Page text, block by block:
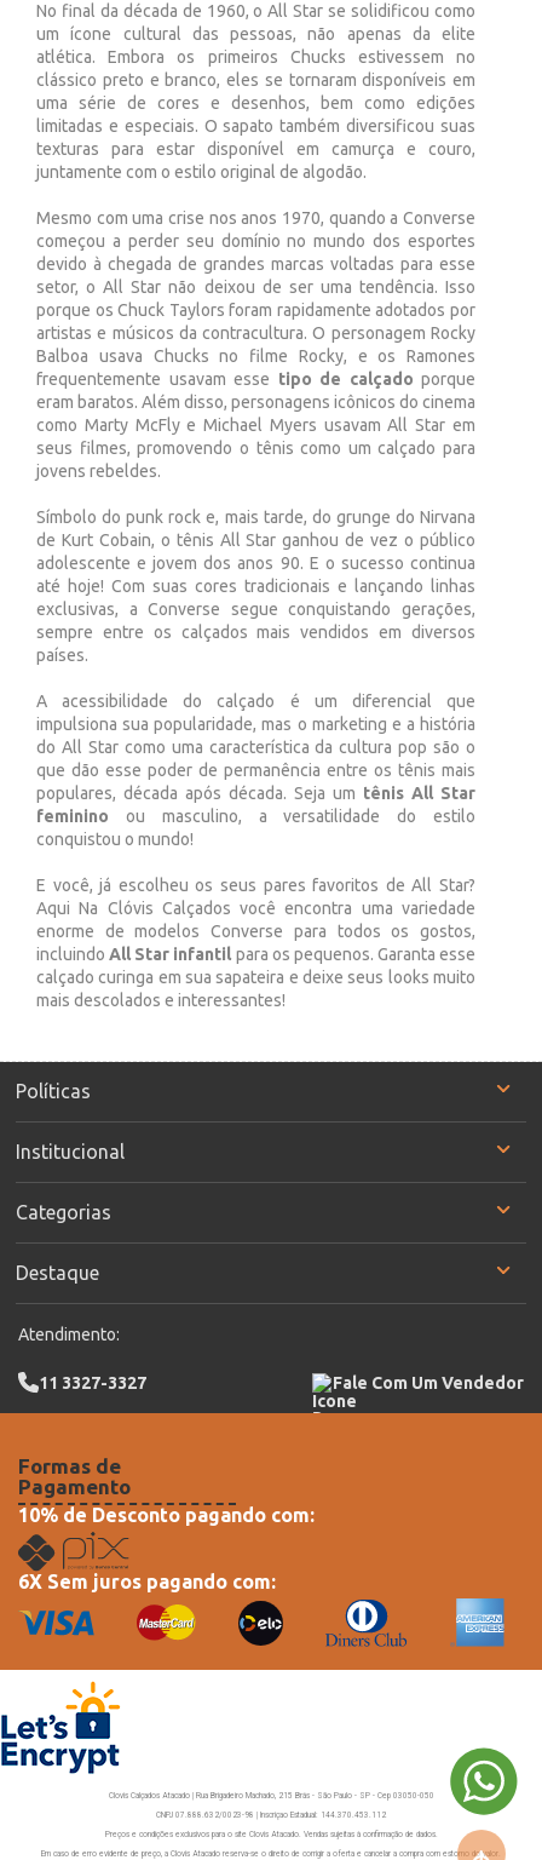
No final da década de 1960, o All Star se solidificou como
um ícone cultural das pessoas, não apenas da elite
atlética. Embora os primeiros Chucks estivessem no
clássico preto e branco, eles se tornaram disponíveis em
uma série de cores e desenhos, bem como edições
limitadas e especiais. O sapato também diversificou suas
texturas para estar disponível em camurça e couro,
juntamente com o estilo original de algodão.
Mesmo com uma crise nos anos 1970, quando a Converse
começou a perder seu domínio no mundo dos esportes
devido à chegada de grandes marcas voltadas para esse
setor, o All Star não deixou de ser uma tendência. Isso
porque os Chuck Taylors foram rapidamente adotados por
artistas e músicos da contracultura. O personagem Rocky
Balboa usava Chucks no filme Rocky, e os Ramones
frequentemente usavam esse tipo de calçado porque
eram baratos. Além disso, personagens icônicos do cinema
como Marty McFly e Michael Myers usavam All Star em
seus filmes, promovendo o tênis como um calçado para
jovens rebeldes.
Símbolo do punk rock e, mais tarde, do grunge do Nirvana
de Kurt Cobain, o tênis All Star ganhou de vez o público
adolescente e jovem dos anos 90. E o sucesso continua
até hoje! Com suas cores tradicionais e lançando linhas
exclusivas, a Converse segue conquistando gerações,
sempre entre os calçados mais vendidos em diversos
países.
A acessibilidade do calçado é um diferencial que
impulsiona sua popularidade, mas o marketing e a história
do All Star como uma característica da cultura pop são o
que dão esse poder de permanência entre os tênis mais
populares, década após década. Seja um tênis All Star
feminino ou masculino, a versatilidade do estilo
conquistou o mundo!
E você, já escolheu os seus pares favoritos de All Star?
Aqui Na Clóvis Calçados você encontra uma variedade
enorme de modelos Converse para todos os gostos,
incluindoAll Star infantil para os pequenos. Garanta esse
calçado curinga em sua sapateira e deixe seus looks muito
mais descolados e interessantes!
Políticas
Institucional
Categorias
Destaque
Atendimento:
11 3327-3327 Fale Com Um Vendedor
Formas de
Pagamento
10% de Desconto pagando com:
6X Sem juros pagando com:
Clovis Calçados Atacado | Rua Brigadeiro Machado, 215 Brás - São Paulo - SP - Cep 03050-050
CNPJ 07.888.632/0023-98 | Inscriçao Estadual: 144.370.453.112
Preços e condições exclusivos para o site Clovis Atacado. Vendas sujeitas à confirmação de dados.
Em caso de erro evidente de preço, a Clovis Atacado reserva-se o direito de corrigir a oferta e cancelar a compra com estorno do valor.